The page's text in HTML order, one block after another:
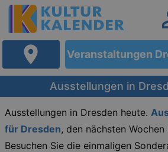
Veranstaltungen
Ausstellungen in
Ausstellungen in Dresden heute.
für Dresden, den nächsten
Besuchen Sie die einmaligen